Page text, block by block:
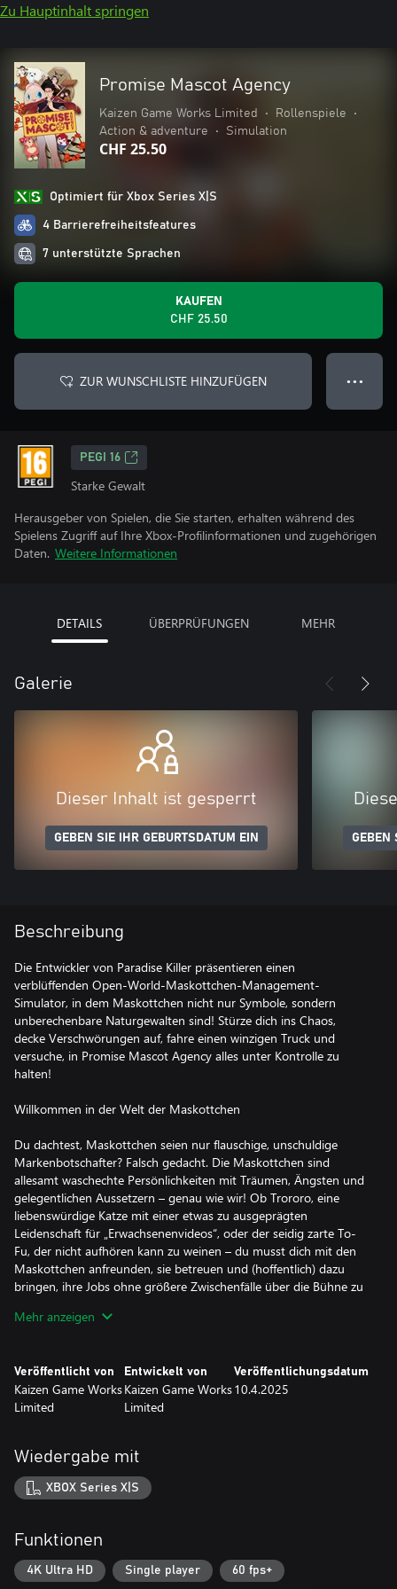
Zu Hauptinhalt springen
Promise Mascot Agency
Kaizen Game Works Limited • Rollenspiele
•
Action & adventure
• Simulation
CHF 25.50
Optimiert für Xbox Series X|S
4 Barrierefreiheitsfeatures
7 unterstützte Sprachen
KAUFEN
CHF 25.50
ZUR WUNSCHLISTE HINZUFÜGEN ● ● ●
PEGI 16
Starke Gewalt
Herausgeber von Spielen, die Sie starten, erhalten während des
Spielens Zugriff auf Ihre Xbox-Profilinformationen und zugehörigen
Daten. Weitere Informationen
DETAILS ÜBERPRÜFUNGEN MEHR
Galerie
Dieser Inhalt ist gesperrt
GEBEN SIE IHR GEBURTSDATUM EIN GEBEN
Beschreibung
Die Entwickler von Paradise Killer präsentieren einen
verblüffenden Open-World-Maskottchen-Management-
Simulator, in dem Maskottchen nicht nur Symbole, sondern
unberechenbare Naturgewalten sind! Stürze dich ins Chaos,
decke Verschwörungen auf, fahre einen winzigen Truck und
versuche, in Promise Mascot Agency alles unter Kontrolle zu
halten!
Willkommen in der Welt der Maskottchen
Du dachtest, Maskottchen seien nur flauschige, unschuldige
Markenbotschafter? Falsch gedacht. Die Maskottchen sind
allesamt waschechte Persönlichkeiten mit Träumen, Ängsten und
gelegentlichen Aussetzern – genau wie wir! Ob Trororo, eine
liebenswürdige Katze mit einer etwas zu ausgeprägten
Leidenschaft für „Erwachsenenvideos“, oder der seidig zarte To-
Fu, der nicht aufhören kann zu weinen – du musst dich mit den
Maskottchen anfreunden, sie betreuen und (hoffentlich) dazu
bringen, ihre Jobs ohne größere Zwischenfälle über die Bühne zu
Deine Maskottchen zur Arbeit zu schicken, ist nicht so einfach,
wie es klingt. Eben werben sie noch für leckeres Essen, schon
stecken sie in einer Tür fest oder lösen ein Kücheninferno aus.
Alltagshelden ist, die stets hilfsbereit sind (vorausgesetzt, du
kannst dich mit ihnen anfreunden). Schalte Heldenkarten frei, auf
denen die liebenswerten Stadtoriginale wie Captain Schild, Japans
einziger Straßenschild-Superheld (frag lieber nicht), oder Mama-
Diese Helden springen ein, wenn Ihre Maskottchen unweigerlich
Mehr anzeigen
Veröffentlicht von
Kaizen Game Works
Limited
Entwickelt von
Kaizen Game Works
Limited
Veröffentlichungsdatum
10.4.2025
Wiedergabe mit
XBOX Series X|S
Funktionen
4K Ultra HD Single player 60 fps+